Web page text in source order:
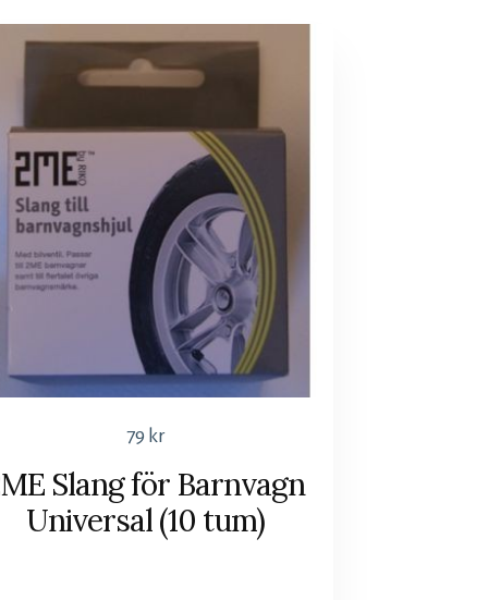
79 kr
Slang för Barnvagn
Universal (10 tum)